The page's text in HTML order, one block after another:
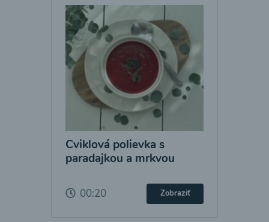
Cviklová polievka s
paradajkou a mrkvou
00:20 Zobraziť